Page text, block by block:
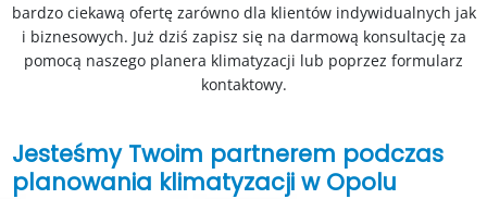
bardzo ciekawą ofertę zarówno dla klientów indywidualnych jak
i biznesowych. Już dziś zapisz się na darmową konsultację za
pomocą naszego planera klimatyzacji lub poprzez formularz
kontaktowy.
Jesteśmy Twoim partnerem podczas
planowania klimatyzacji w Opolu